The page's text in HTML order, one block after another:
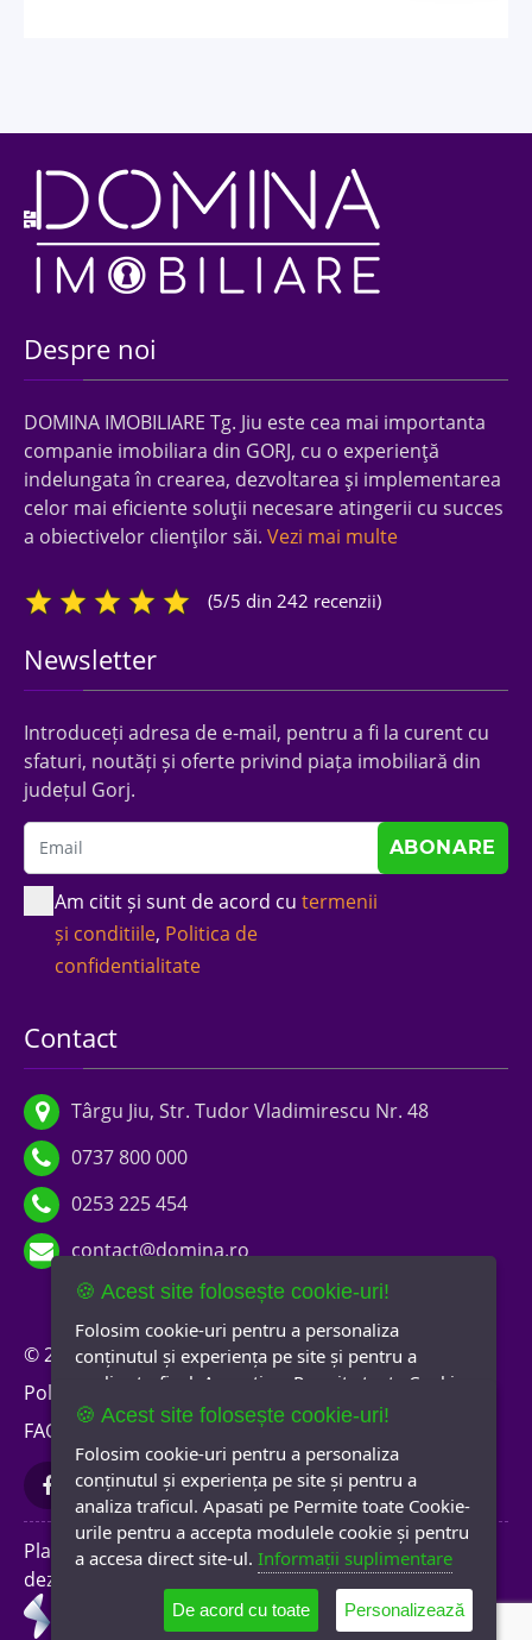
Despre noi
DOMINA IMOBILIARE Tg. Jiu este cea mai importanta
companie imobiliara din GORJ, cu o experienţă
indelungata în crearea, dezvoltarea şi implementarea
celor mai eficiente soluţii necesare atingerii cu succes
a obiectivelor clienţilor săi. Vezi mai multe
(5/5 din 242 recenzii)
Newsletter
Introduceți adresa de e-mail, pentru a fi la curent cu
sfaturi, noutăți și oferte privind piața imobiliară din
județul Gorj.
Am citit și sunt de acord cu termenii
și conditiile, Politica de
confidentialitate
Contact
Târgu Jiu, Str. Tudor Vladimirescu Nr. 48
0737 800 000
0253 225 454
contact@domina.ro
© 2026 Domina Imobiliare
Termeni și condiții
Politica de confidențialitate
FAQ
A.N.P.C. Newsletter
Platformă software
dezvoltată de
🍪 Acest site folosește cookie-uri!
Folosim cookie-uri pentru a personaliza
conținutul și experiența pe site și pentru a
analiza traficul. Apasati pe Permite toate Cookie-
urile pentru a accepta modulele cookie și pentru
Informații suplimentare
Selectați cookie-urile pe care le acceptați
Obligatorii
Site Preferences
Analytics
Marketing
De acord cu toate Salvează preferințele
🍪 Acest site folosește cookie-uri!
Folosim cookie-uri pentru a personaliza
conținutul și experiența pe site și pentru a
analiza traficul. Apasati pe Permite toate Cookie-
urile pentru a accepta modulele cookie și pentru
a accesa direct site-ul. Informații suplimentare
De acord cu toate Personalizează